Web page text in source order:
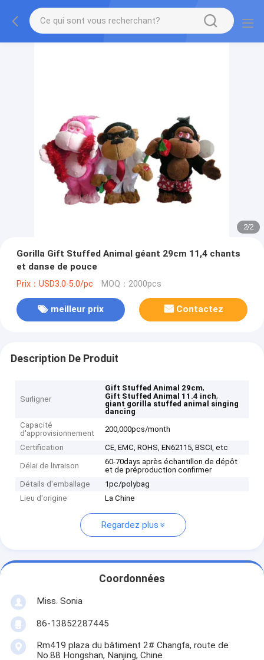
2/2
Gorilla Gift Stuffed Animal géant 29cm 11,4 chants
et danse de pouce
Prix：USD3.0-5.0/pc MOQ：2000pcs
meilleur prix Contactez
Description De Produit
Surligner
Gift Stuffed Animal 29cm,
Gift Stuffed Animal 11.4 inch,
giant gorilla stuffed animal singing
dancing
Capacité
d'approvisionnement
200,000pcs/month
Certification CE, EMC, ROHS, EN62115, BSCI, etc
Délai de livraison
60-70days après échantillon de dépôt
et de préproduction confirmer
Détails d'emballage
1pc/polybag
Lieu d'origine
La Chine
Regardez plus
Coordonnées
Miss. Sonia
86-13852287445
Rm419 plaza du bâtiment 2# Changfa, route de
No.88 Hongshan, Nanjing, Chine